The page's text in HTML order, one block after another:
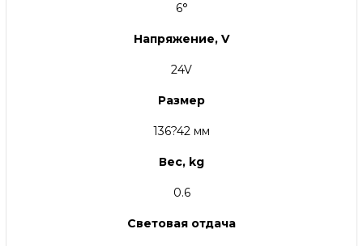
6°
Напряжение, V
24V
Размер
136?42 мм
Вес, kg
0.6
Световая отдача